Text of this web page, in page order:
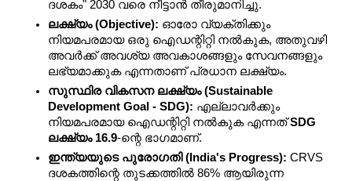
ദശകം" 2030 വരെ നീട്ടാൻ തീരുമാനിച്ചു.
ലക്ഷ്യം (Objective): ഓരോ വ്യക്തിക്കും
നിയമപരമായ ഒരു ഐഡന്റിറ്റി നൽകുക, അതുവഴി
അവർക്ക് അവശ്യ അവകാശങ്ങളും സേവനങ്ങളും
ലഭ്യമാക്കുക എന്നതാണ് പ്രധാന ലക്ഷ്യം.
സുസ്ഥിര വികസന ലക്ഷ്യം (Sustainable
Development Goal - SDG): എല്ലാവർക്കും
നിയമപരമായ ഐഡന്റിറ്റി നൽകുക എന്നത് SDG
ലക്ഷ്യം 16.9-ന്റെ ഭാഗമാണ്.
ഇന്ത്യയുടെ പുരോഗതി (India's Progress): CRVS
ദശകത്തിന്റെ തുടക്കത്തിൽ 86% ആയിരുന്ന